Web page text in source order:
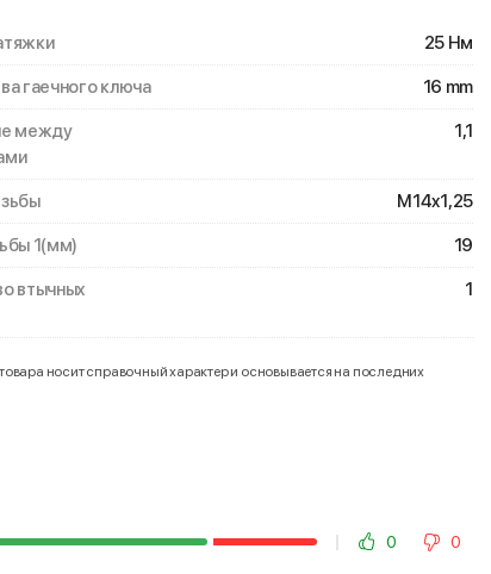
25 Нм
гаечного ключа 16 mm
между
1,1
M14x1,25
1(мм) 19
втычных
1
носит справочный характер и основывается на последних
0 0